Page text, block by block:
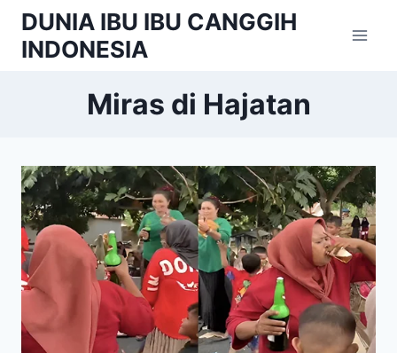
Skip
content
DUNIA IBU IBU CANGGIH
INDONESIA
Miras di Hajatan